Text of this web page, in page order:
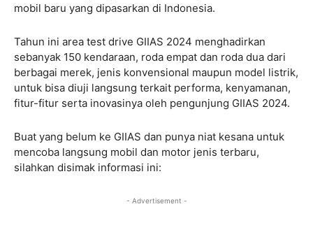
mobil baru yang dipasarkan di Indonesia.
Tahun ini area test drive GIIAS 2024 menghadirkan
sebanyak 150 kendaraan, roda empat dan roda dua dari
berbagai merek, jenis konvensional maupun model listrik,
untuk bisa diuji langsung terkait performa, kenyamanan,
fitur-fitur serta inovasinya oleh pengunjung GIIAS 2024.
Buat yang belum ke GIIAS dan punya niat kesana untuk
mencoba langsung mobil dan motor jenis terbaru,
silahkan disimak informasi ini:
- Advertisement -